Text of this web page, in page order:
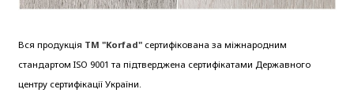
Вся продукція ТМ "Korfad"сертифікована за міжнародним
стандартом ISO 9001 та підтверджена сертифікатами Державного
центру сертифікації України.